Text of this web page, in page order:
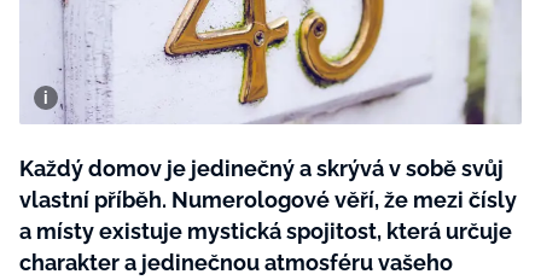
Testy a kvízy
Všechny kategorie
Tvoření
Rady a tipy
BurdaMedia
Extra
SVĚT ŽENY - 599 KČ
ROČNÍ PŘEDPLATNÉ SVĚT ŽENY +
SADA PRODUKTŮ MANA (10 ks)
Každý domov je jedinečný a skrývá v sobě svůj
vlastní příběh. Numerologové věří, že mezi čísly
a místy existuje mystická spojitost, která určuje
charakter a jedinečnou atmosféru vašeho